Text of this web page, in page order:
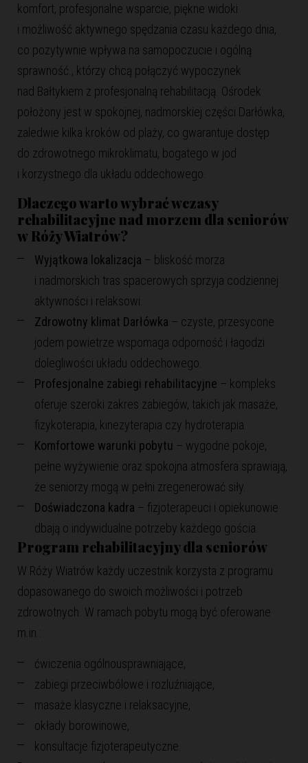
komfort, profesjonalne wsparcie, piękne widoki
i możliwość aktywnego spędzania czasu każdego dnia,
co pozytywnie wpływa na samopoczucie i ogólną
sprawność., którzy chcą połączyć wypoczynek
nad Bałtykiem z profesjonalną rehabilitacją. Ośrodek
położony jest w spokojnej, nadmorskiej części Darłówka,
zaledwie kilka kroków od plaży, co gwarantuje dostęp
do zdrowotnego mikroklimatu, bogatego w jod
i korzystnego dla układu oddechowego.
Dlaczego warto wybraćwczasy
rehabilitacyjne nad morzem dla seniorów
w Róży Wiatrów?
Wyjątkowa lokalizacja – bliskość morza
i nadmorskich tras spacerowych sprzyja codziennej
aktywności i relaksowi.
Zdrowotny klimat Darłówka – czyste, przesycone
jodem powietrze wspomaga odporność i łagodzi
dolegliwości układu oddechowego.
Profesjonalne zabiegi rehabilitacyjne – kompleks
oferuje szeroki zakres zabiegów, takich jak masaże,
fizykoterapia, kinezyterapia czy hydroterapia.
Komfortowe warunki pobytu – wygodne pokoje,
pełne wyżywienie oraz spokojna atmosfera sprawiają,
że seniorzy mogą w pełni zregenerować siły.
Doświadczona kadra – fizjoterapeuci i opiekunowie
dbają o indywidualne potrzeby każdego gościa.
Program rehabilitacyjny dla seniorów
W Róży Wiatrów każdy uczestnik korzysta z programu
dopasowanego do swoich możliwości i potrzeb
zdrowotnych. W ramach pobytu mogą być oferowane
m.in.:
ćwiczenia ogólnousprawniające,
zabiegi przeciwbólowe i rozluźniające,
masaże klasyczne i relaksacyjne,
okłady borowinowe,
konsultacje fizjoterapeutyczne.